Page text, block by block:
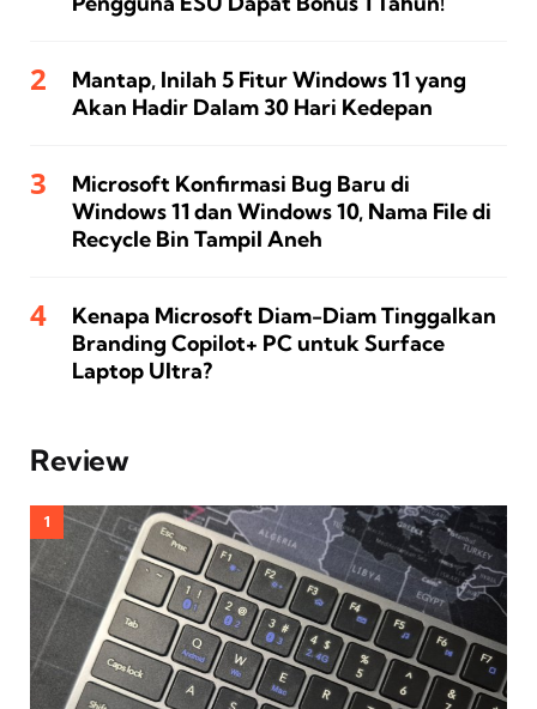
Mantap, Inilah 5 Fitur Windows 11 yang
Akan Hadir Dalam 30 Hari Kedepan
Microsoft Konfirmasi Bug Baru di
Windows 11 dan Windows 10, Nama File di
Recycle Bin Tampil Aneh
Kenapa Microsoft Diam-Diam Tinggalkan
Branding Copilot+ PC untuk Surface
Laptop Ultra?
Review